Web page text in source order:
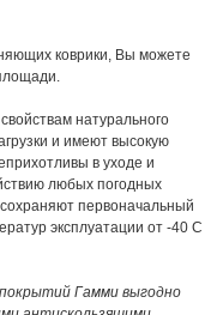
коврики, Вы можете
натурального
и имеют высокую
в уходе и
любых погодных
первоначальный
эксплуатации от -40 C
Гамми выгодно